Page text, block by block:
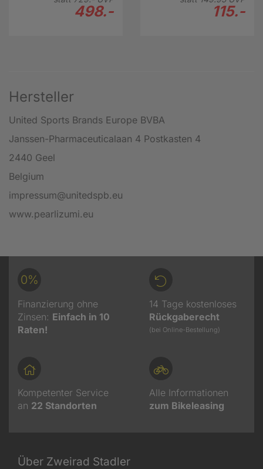
498.- 115.-
Hersteller
United Sports Brands Europe BVBA
Janssen-Pharmaceuticalaan 4 Postkasten 4
2440 Geel
Belgium
impressum@unitedspb.eu
www.pearlizumi.eu
0%
Finanzierung ohne
Zinsen: Einfach in 10
Raten!
14 Tage kostenloses
Rückgaberecht
(bei Online-Bestellung)
Kompetenter Service
an 22 Standorten
Alle Informationen
zum Bikeleasing
Über Zweirad Stadler